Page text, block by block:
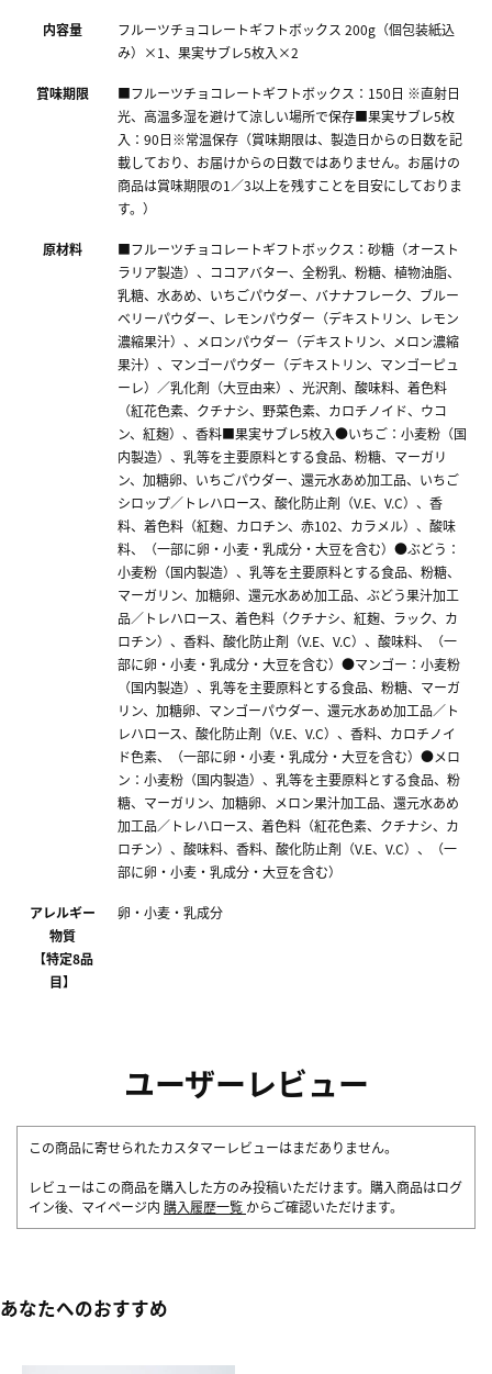
内容量
フルーツチョコレートギフトボックス 200g（個包装紙込
み）×1、果実サブレ5枚入×2
賞味期限
■フルーツチョコレートギフトボックス：150日 ※直射日
光、高温多湿を避けて涼しい場所で保存■果実サブレ5枚
入：90日※常温保存（賞味期限は、製造日からの日数を記
載しており、お届けからの日数ではありません。お届けの
商品は賞味期限の1／3以上を残すことを目安にしておりま
す。）
原材料
■フルーツチョコレートギフトボックス：砂糖（オースト
ラリア製造）、ココアバター、全粉乳、粉糖、植物油脂、
乳糖、水あめ、いちごパウダー、バナナフレーク、ブルー
ベリーパウダー、レモンパウダー（デキストリン、レモン
濃縮果汁）、メロンパウダー（デキストリン、メロン濃縮
果汁）、マンゴーパウダー（デキストリン、マンゴーピュ
ーレ）／乳化剤（大豆由来）、光沢剤、酸味料、着色料
（紅花色素、クチナシ、野菜色素、カロチノイド、ウコ
ン、紅麹）、香料■果実サブレ5枚入●いちご：小麦粉（国
内製造）、乳等を主要原料とする食品、粉糖、マーガリ
ン、加糖卵、いちごパウダー、還元水あめ加工品、いちご
シロップ／トレハロース、酸化防止剤（V.E、V.C）、香
料、着色料（紅麹、カロチン、赤102、カラメル）、酸味
料、（一部に卵・小麦・乳成分・大豆を含む）●ぶどう：
小麦粉（国内製造）、乳等を主要原料とする食品、粉糖、
マーガリン、加糖卵、還元水あめ加工品、ぶどう果汁加工
品／トレハロース、着色料（クチナシ、紅麹、ラック、カ
ロチン）、香料、酸化防止剤（V.E、V.C）、酸味料、（一
部に卵・小麦・乳成分・大豆を含む）●マンゴー：小麦粉
（国内製造）、乳等を主要原料とする食品、粉糖、マーガ
リン、加糖卵、マンゴーパウダー、還元水あめ加工品／ト
レハロース、酸化防止剤（V.E、V.C）、香料、カロチノイ
ド色素、（一部に卵・小麦・乳成分・大豆を含む）●メロ
ン：小麦粉（国内製造）、乳等を主要原料とする食品、粉
糖、マーガリン、加糖卵、メロン果汁加工品、還元水あめ
加工品／トレハロース、着色料（紅花色素、クチナシ、カ
ロチン）、酸味料、香料、酸化防止剤（V.E、V.C）、（一
部に卵・小麦・乳成分・大豆を含む）
アレルギー
物質
【特定8品
目】
卵・小麦・乳成分
ユーザーレビュー
この商品に寄せられたカスタマーレビューはまだありません。
レビューはこの商品を購入した方のみ投稿いただけます。購入商品はログ
イン後、マイページ内 購入履歴一覧 からご確認いただけます。
あなたへのおすすめ